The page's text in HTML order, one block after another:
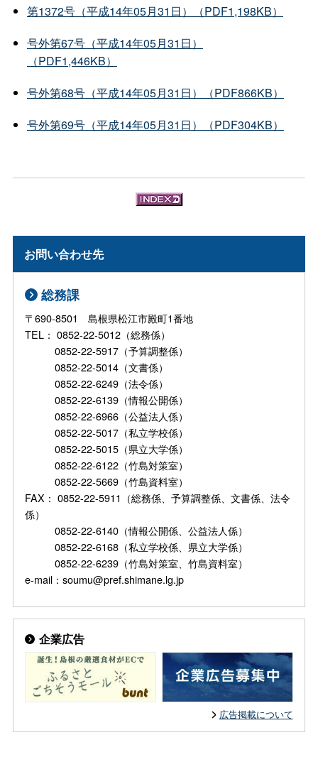
第1372号（平成14年05月31日）（PDF1,198KB）
号外第67号（平成14年05月31日）
（PDF1,446KB）
号外第68号（平成14年05月31日）（PDF866KB）
号外第69号（平成14年05月31日）（PDF304KB）
お問い合わせ先
総務課
〒690-8501 島根県松江市殿町1番地
TEL： 0852-22-5012（総務係）
0852-22-5917（予算調整係）
0852-22-5014（文書係）
0852-22-6249（法令係）
0852-22-6139（情報公開係）
0852-22-6966（公益法人係）
0852-22-5017（私立学校係）
0852-22-5015（県立大学係）
0852-22-6122（竹島対策室）
0852-22-5669（竹島資料室）
FAX： 0852-22-5911（総務係、予算調整係、文書係、法令
係）
0852-22-6140（情報公開係、公益法人係）
0852-22-6168（私立学校係、県立大学係）
0852-22-6239（竹島対策室、竹島資料室）
e-mail：soumu@pref.shimane.lg.jp
企業広告
広告掲載について